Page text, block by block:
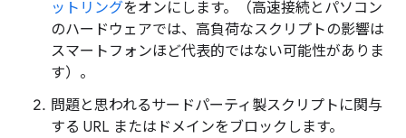
ットリングをオンにします。（高速接続とパソコン
のハードウェアでは、高負荷なスクリプトの影響は
スマートフォンほど代表的ではない可能性がありま
す）。
問題と思われるサードパーティ製スクリプトに関与
する URL またはドメインをブロックします。